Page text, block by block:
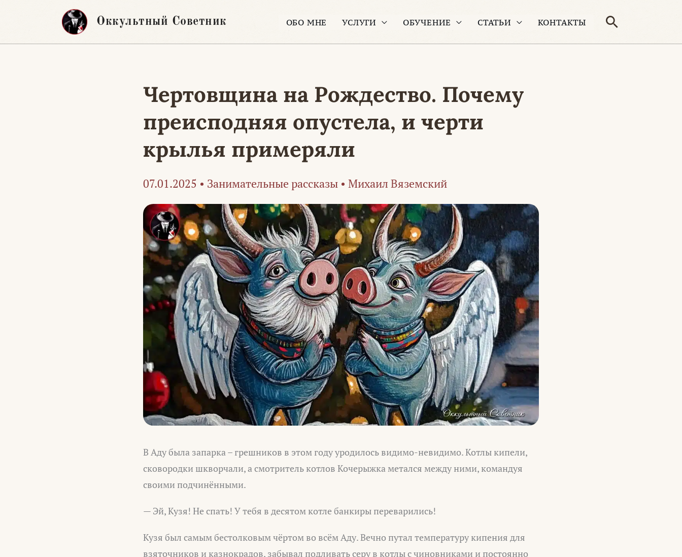
Оккультный Советник ОБО МНЕ УСЛУГИ ОБУЧЕНИЕ СТАТЬИ КОНТАКТЫ Поиск
Чертовщина на Рождество. Почему
преисподняя опустела, и черти
крылья примеряли
07.01.2025 • Занимательные рассказы • Михаил Вяземский
В Аду была запарка – грешников в этом году уродилось видимо-невидимо. Котлы кипели,
сковородки шкворчали, а смотритель котлов Кочерыжка метался между ними, командуя
своими подчинёнными.
— Эй, Кузя! Не спать! У тебя в десятом котле банкиры переварились!
Кузя был самым бестолковым чёртом во всём Аду. Вечно путал температуру кипения для
взяточников и казнокрадов, забывал подливать серу в котлы с чиновниками и постоянно